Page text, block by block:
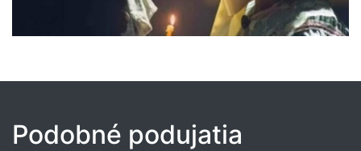
Podobné podujatia